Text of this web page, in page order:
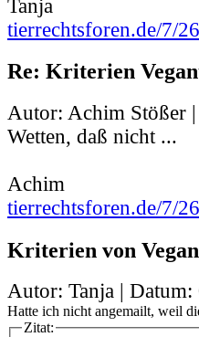
Tanja
tierrechtsforen.de/7/
Re: Kriterien
Autor: Achim Stößer
Wetten, daß nicht ...
Achim
tierrechtsforen.de/7/
Kriterien von
Autor: Tanja | Datum:
Hatte ich nicht angemailt, weil
Zitat: